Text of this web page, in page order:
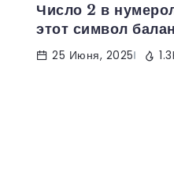
Число 2 в
этот символ
25 Июня, 2025